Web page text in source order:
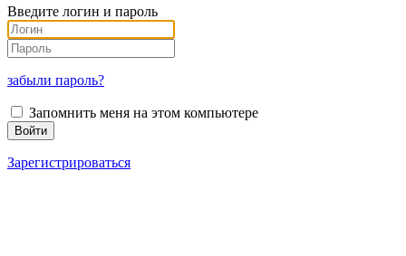
Введите логин и пароль
забыли пароль?
Запомнить меня на этом компьютере
Зарегистрироваться